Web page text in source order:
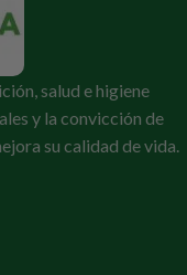
salud e higiene
y la convicción de
su calidad de vida.